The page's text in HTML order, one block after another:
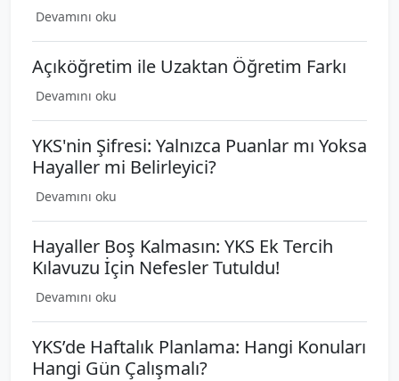
Devamını oku
Açıköğretim ile Uzaktan Öğretim Farkı
Devamını oku
YKS'nin Şifresi: Yalnızca Puanlar mı Yoksa
Hayaller mi Belirleyici?
Devamını oku
Hayaller Boş Kalmasın: YKS Ek Tercih
Kılavuzu İçin Nefesler Tutuldu!
Devamını oku
YKS’de Haftalık Planlama: Hangi Konuları
Hangi Gün Çalışmalı?